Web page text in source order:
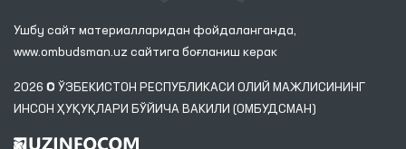
Ушбу сайт материалларидан фойдаланганда,
www.ombudsman.uz сайтига боғланиш керак
2026 © ЎЗБЕКИСТОН РЕСПУБЛИКАСИ ОЛИЙ МАЖЛИСИНИНГ
ИНСОН ҲУҚУҚЛАРИ БЎЙИЧА ВАКИЛИ (ОМБУДСМАН)